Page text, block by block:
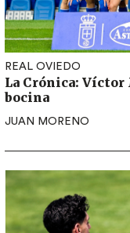
REAL OVIEDO
La Crónica:
bocina
JUAN MORENO